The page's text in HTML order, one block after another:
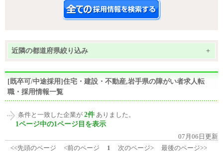
近隣の都道府県絞り込み +
[既卒可/中途採用]住宅・建設・不動産,岩手県の障がい者求人転
職・採用情報一覧
条件と一致した企業が 2件 ありました。
1ページ中の1ページ目を表示
07月06日更新
<<先頭のページ
<前のページ 1 次のページ> 最後のページ>>